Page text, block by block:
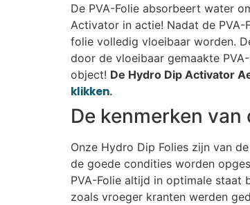
De PVA-Folie absorbeert water
Activator in actie! Nadat de
folie volledig vloeibaar worden.
door de vloeibaar gemaakte
object! De Hydro Dip Activator
klikken.
De kenmerken van
Onze Hydro Dip Folies zijn van
de goede condities worden
PVA-Folie altijd in optimale staat
zoals vroeger kranten werden